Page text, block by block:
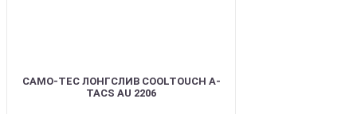
CAMO-TEC ЛОНГСЛИВ COOLTOUCH A-
TACS AU 2206